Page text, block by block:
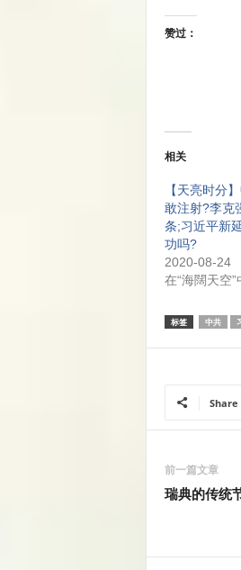
赞过：
相关
【天亮时分
敢注射?李克
条;习近平新
功吗?
2020-08-24
在“海闊天空”
标签 中共
Share
前一篇文章
瑞典的传